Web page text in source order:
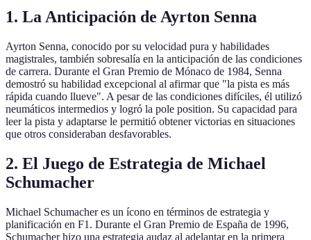
1. La Anticipación de Ayrton Senna
Ayrton Senna, conocido por su velocidad pura y habilidades
magistrales, también sobresalía en la anticipación de las condiciones
de carrera. Durante el Gran Premio de Mónaco de 1984, Senna
demostró su habilidad excepcional al afirmar que "la pista es más
rápida cuando llueve". A pesar de las condiciones difíciles, él utilizó
neumáticos intermedios y logró la pole position. Su capacidad para
leer la pista y adaptarse le permitió obtener victorias en situaciones
que otros consideraban desfavorables.
2. El Juego de Estrategia de Michael
Schumacher
Michael Schumacher es un ícono en términos de estrategia y
planificación en F1. Durante el Gran Premio de España de 1996,
Schumacher hizo una estrategia audaz al adelantar en la primera